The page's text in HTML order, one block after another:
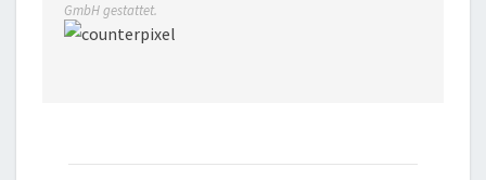
GmbH gestattet.